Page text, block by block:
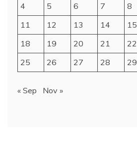
4
5 6 7 8
11
12 13 14 15
18
19 20 21 22
25
26 27 28 29
« Sep Nov »